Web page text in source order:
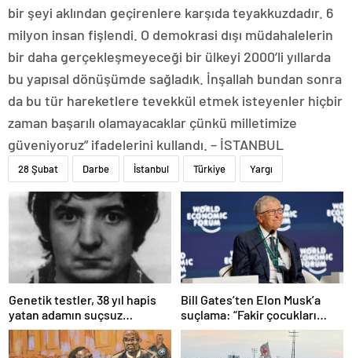
bir şeyi aklından geçirenlere karşıda teyakkuzdadır. 6
milyon insan fişlendi. O demokrasi dışı müdahalelerin
bir daha gerçekleşmeyeceği bir ülkeyi 2000’li yıllarda
bu yapısal dönüşümde sağladık. İnşallah bundan sonra
da bu tür hareketlere tevekkül etmek isteyenler hiçbir
zaman başarılı olamayacaklar çünkü milletimize
güveniyoruz” ifadelerini kullandı. – İSTANBUL
28 Şubat Darbe İstanbul Türkiye Yargı
Genetik testler, 38 yıl hapis
yatan adamın suçsuz
olduğunu ortaya çıkardı
Bill Gates’ten Elon Musk’a
suçlama: “Fakir çocukları
öldürdü”